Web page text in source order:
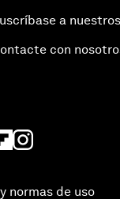
a
con
normas de uso